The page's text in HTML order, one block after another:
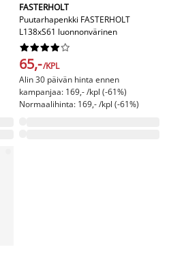
FASTERHOLT
Puutarhapenkki FASTERHOLT
L138xS61 luonnonvärinen






65,-/KPL
Alin 30 päivän hinta ennen
kampanjaa: 169,- /kpl (-61%)
Normaalihinta: 169,- /kpl (-61%)